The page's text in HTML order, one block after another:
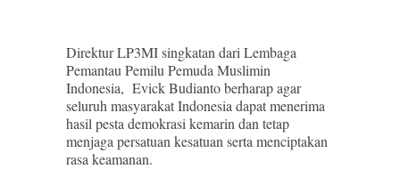
Direktur LP3MI singkatan dari Lembaga
Pemantau Pemilu Pemuda Muslimin
Indonesia, Evick Budianto berharap agar
seluruh masyarakat Indonesia dapat menerima
hasil pesta demokrasi kemarin dan tetap
menjaga persatuan kesatuan serta menciptakan
rasa keamanan.